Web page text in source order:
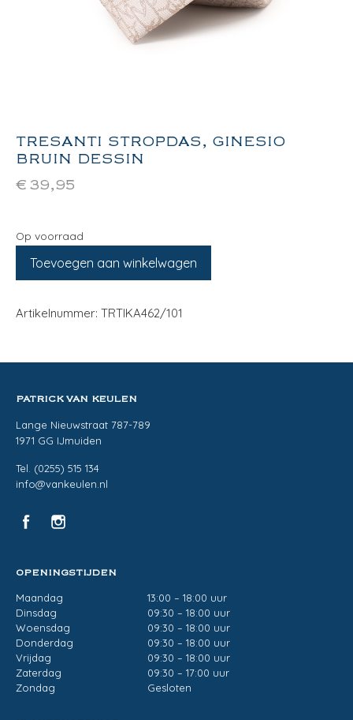
TRESANTI STROPDAS, GINESIO
BRUIN DESSIN
€ 39,95
Op voorraad
Toevoegen aan winkelwagen
Artikelnummer: TRTIKA462/101
PATRICK VAN KEULEN
Lange Nieuwstraat 787-789
1971 GG IJmuiden
Tel. (0255) 515 134
info@vankeulen.nl
OPENINGSTIJDEN
Maandag
13:00 – 18:00 uur
Dinsdag
09:30 – 18:00 uur
Woensdag
09:30 – 18:00 uur
Donderdag
09:30 – 18:00 uur
Vrijdag
09:30 – 18:00 uur
Zaterdag
09:30 – 17:00 uur
Zondag
Gesloten